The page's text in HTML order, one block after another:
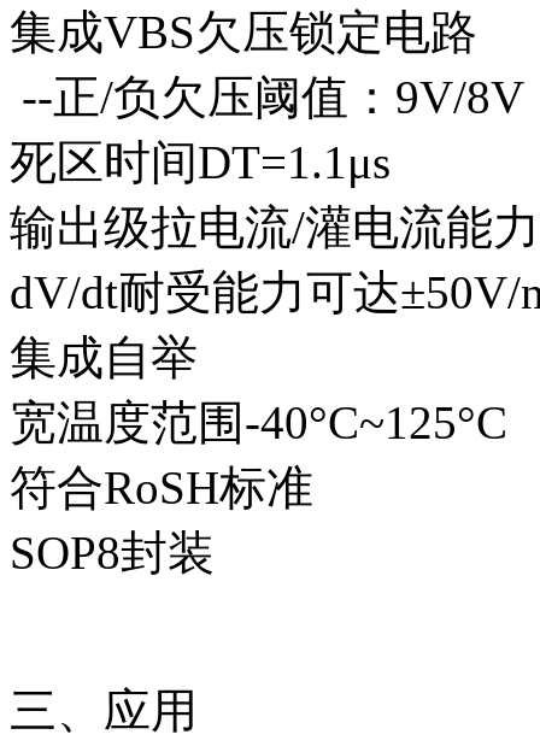
集成VBS欠压锁定电路
--正/负欠压阈值：9V/8V
死区时间DT=1.1μs
输出级拉电流/灌电流能
dV/dt耐受能力可达±50V/
集成自举
宽温度范围-40°C~125°C
符合RoSH标准
SOP8封装
三、应用